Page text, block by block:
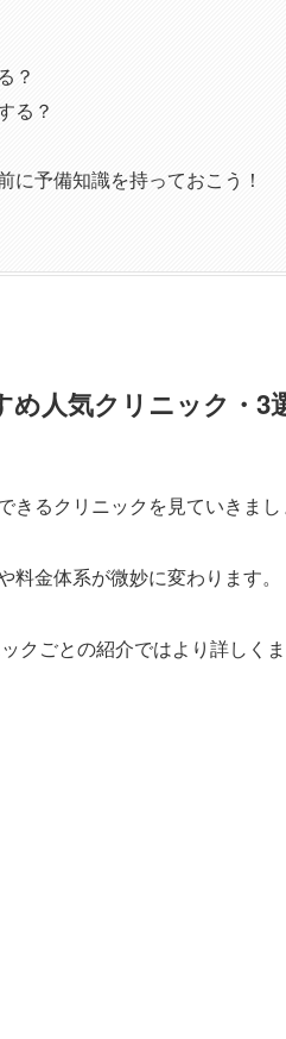
？
る？
に予備知識を持っておこう！
め人気クリニック・3
るクリニックを見ていきまし
金体系が微妙に変わります。
クごとの紹介ではより詳しく